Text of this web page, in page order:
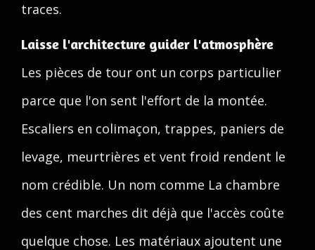
traces.
Laisse l'architecture guider l'atmosphère
Les pièces de tour ont un corps particulier
parce que l'on sent l'effort de la montée.
Escaliers en colimaçon, trappes, paniers de
levage, meurtrières et vent froid rendent le
nom crédible. Un nom comme La chambre
des cent marches dit déjà que l'accès coûte
quelque chose. Les matériaux ajoutent une